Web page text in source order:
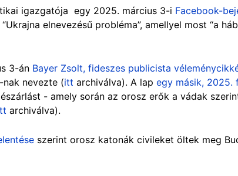
igazgatója egy 2025. március 3-i Facebook-
elnevezésű probléma”, amellyel most “a
3-án Bayer Zsolt, fideszes publicista
nak nevezte (itt archiválva). A lap egy másik, 2025.
- amely során az orosz erők a vádak
archiválva).
szerint orosz katonák civileket öltek meg